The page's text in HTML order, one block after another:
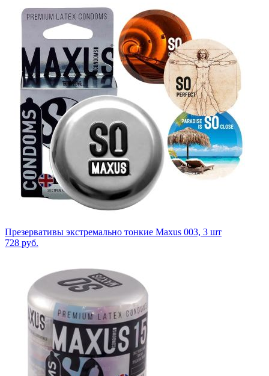
Презервативы экстремально тонкие Maxus 003, 3 шт
728 руб.